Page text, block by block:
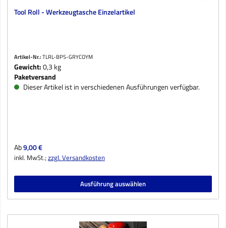
Tool Roll - Werkzeugtasche Einzelartikel
Artikel-Nr.:TLRL-BPS-GRYCOYM
Gewicht:0,3 kg
Paketversand
Dieser Artikel ist in verschiedenen Ausführungen verfügbar.
Regulärer Preis:
Ab9,00 €
inkl. MwSt.;zzgl. Versandkosten
Ausführung auswählen